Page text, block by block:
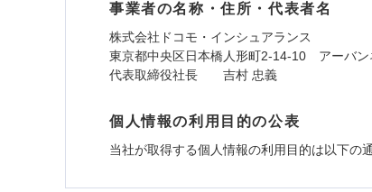
事業者の名称・住所・代表者名
株式会社ドコモ・インシュアランス
東京都中央区日本橋人形町2-14-10 アーバン
代表取締役社長 吉村 忠義
個人情報の利用目的の公表
当社が取得する個人情報の利用目的は以下の